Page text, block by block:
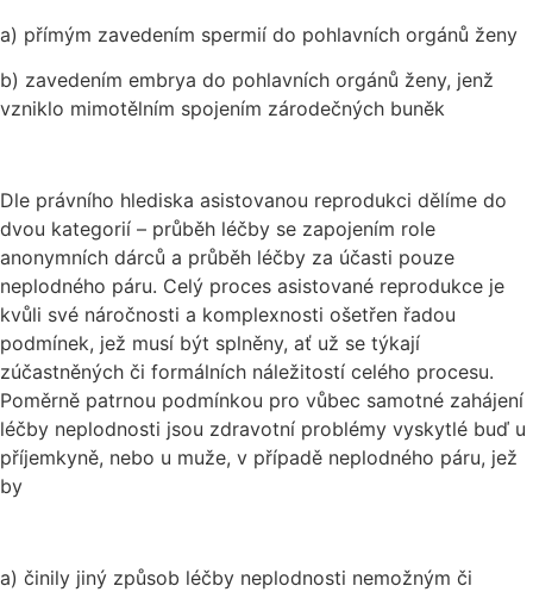
a) přímým zavedením spermií do pohlavních orgánů ženy
b) zavedením embrya do pohlavních orgánů ženy, jenž
vzniklo mimotělním spojením zárodečných buněk
Dle právního hlediska asistovanou reprodukci dělíme do
dvou kategorií – průběh léčby se zapojením role
anonymních dárců a průběh léčby za účasti pouze
neplodného páru. Celý proces asistované reprodukce je
kvůli své náročnosti a komplexnosti ošetřen řadou
podmínek, jež musí být splněny, ať už se týkají
zúčastněných či formálních náležitostí celého procesu.
Poměrně patrnou podmínkou pro vůbec samotné zahájení
léčby neplodnosti jsou zdravotní problémy vyskytlé buď u
příjemkyně, nebo u muže, v případě neplodného páru, jež
by
a) činily jiný způsob léčby neplodnosti nemožným či